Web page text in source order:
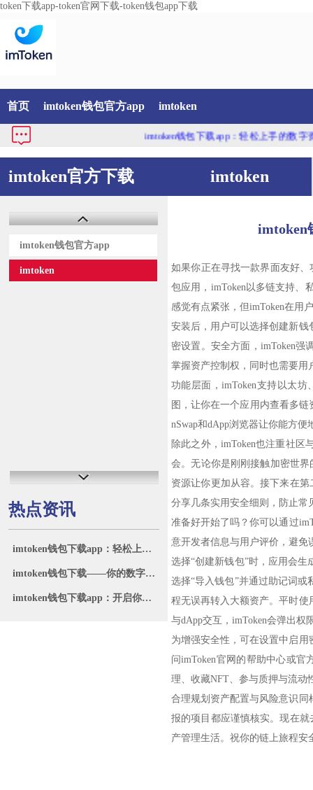
token下载app-token官网下载-token钱包app下载
首页 imtoken钱包官方app imtoken
imtoken钱包下载app：轻松上手的数字资
imtoken官方下载
imtoken钱包官方app
imtoken
热点资讯
imtoken钱包下载app：轻松上手的数字资产管理新选择
imtoken钱包下载——你的数字资产安全入口
imtoken钱包下载app：开启你的数字资产自由之旅
imtoken
imtoken
如果你正在寻找一款界面友好
包应用，imToken以多链支持、
感觉有点紧张，但imToken在用
安装后，用户可以选择创建新
密设置。安全方面，imToken强
掌握资产控制权，同时也需要用
功能层面，imToken支持以太
图，让你在一个应用内查看多
nSwap和dApp浏览器让你能方
除此之外，imToken也注重社
会。无论你是刚刚接触加密世
资源让你更加从容。接下来在
分享几条实用安全细则，防止常
准备好开始了吗？你可以通过
意开发者信息与用户评价，避免
选择“创建新钱包”时，应用会
选择“导入钱包”并通过助记词
程无误再转入大额资产。平时
与dApp交互，imToken会弹出
为增强安全性，可在设置中启
问imToken官网的帮助中心或
理、收藏NFT、参与质押与流动
合理规划资产配置与风险意识
报的项目都应谨慎核实。现在就
产管理生活。祝你的链上旅程